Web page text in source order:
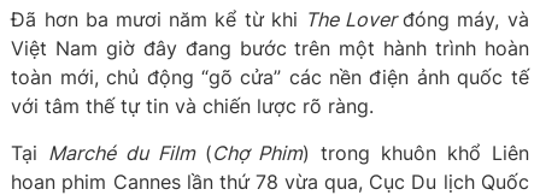
Đã hơn ba mươi năm kể từ khi The Loverđóng máy, và
Việt Nam giờ đây đang bước trên một hành trình hoàn
toàn mới, chủ động “gõ cửa” các nền điện ảnh quốc tế
với tâm thế tự tin và chiến lược rõ ràng.
Tại Marché du Film (Chợ Phim) trong khuôn khổ Liên
hoan phim Cannes lần thứ 78 vừa qua, Cục Du lịch Quốc